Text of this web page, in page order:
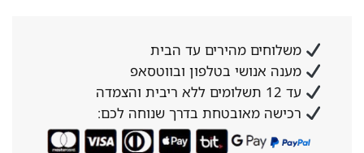
משלוחים מהירים עד הבית
מענה אנושי בטלפון ובווטסאפ
עד 12 תשלומים ללא ריבית והצמדה
רכישה מאובטחת בדרך שנוחה לכם: